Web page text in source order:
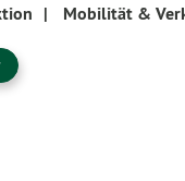
| Mobilität &